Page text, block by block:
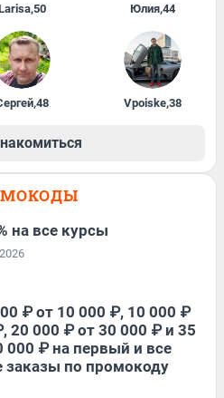
,50 Юлия,44
,48 Vpoiske,38
на все курсы
₽ от 10 000 ₽, 10 000 ₽
20 000 ₽ от 30 000 ₽ и 35
000 ₽ на первый и все
заказы по промокоду